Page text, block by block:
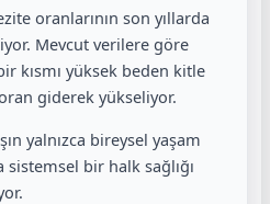
oranlarının son yıllarda
Mevcut verilere göre
kısmı yüksek beden kitle
giderek yükseliyor.
yalnızca bireysel yaşam
sistemsel bir halk sağlığı